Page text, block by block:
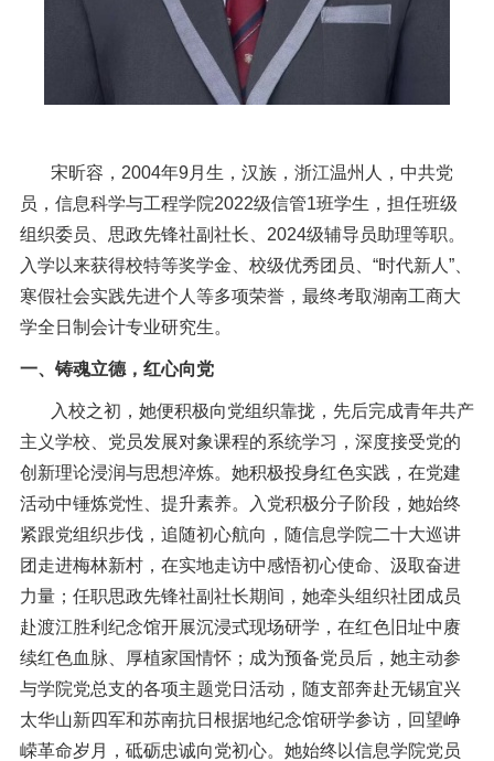
宋昕容， 2004年9月生，汉族，浙江温州人，中共党
员，信息科学与工程学院2022级信管1班学生，担任班级
组织委员、思政先锋社副社长、2024级辅导员助理等职。
入学以来获得校特等奖学金、校级优秀团员、“时代新人”、
寒假社会实践先进个人等多项荣誉 ， 最终考取湖南工商大
学全日制会计专业研究生。
一、铸魂立德，红心向党
入校之初，她便积极向党组织靠拢，先后完成青年共产
主义学校、党员发展对象课程的系统学习，深度接受党的
创新理论浸润与思想淬炼。她积极投身红色实践，在党建
活动中锤炼党性、提升素养。入党积极分子阶段，她始终
紧跟党组织步伐，追随初心航向，随信息学院二十大巡讲
团走进梅林新村，在实地走访中感悟初心使命、汲取奋进
力量；任职思政先锋社副社长期间，她牵头组织社团成员
赴渡江胜利纪念馆开展沉浸式现场研学，在红色旧址中赓
续红色血脉、厚植家国情怀；成为预备党员后，她主动参
与学院党总支的各项主题党日活动，随支部奔赴无锡宜兴
太华山新四军和苏南抗日根据地纪念馆研学参访，回望峥
嵘革命岁月，砥砺忠诚向党初心。她始终以信息学院党员